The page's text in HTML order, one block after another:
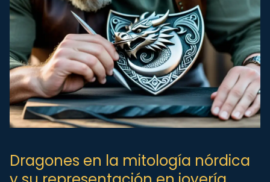
Dragones en la mitología nórdica